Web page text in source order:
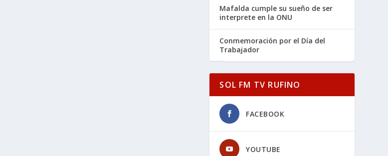
Mafalda cumple su sueño de ser
interprete en la ONU
Conmemoración por el Día del
Trabajador
SOL FM TV RUFINO
FACEBOOK
YOUTUBE